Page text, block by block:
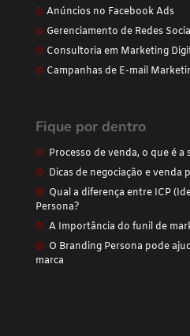
Anúncios no Facebook Ads
Gerenciamento de Redes
Consultoria em Marketing
Campanhas de E-mail
Fique por dentro
Processo de venda, o que é a
Dicas de negociação e venda
Qual a diferença entre ICP
Persona?
A Importância do funil de
O Branding Persona pode
marca